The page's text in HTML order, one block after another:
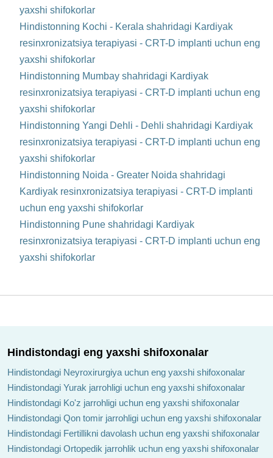
yaxshi shifokorlar
Hindistonning Kochi - Kerala shahridagi Kardiyak
resinxronizatsiya terapiyasi - CRT-D implanti uchun eng
yaxshi shifokorlar
Hindistonning Mumbay shahridagi Kardiyak
resinxronizatsiya terapiyasi - CRT-D implanti uchun eng
yaxshi shifokorlar
Hindistonning Yangi Dehli - Dehli shahridagi Kardiyak
resinxronizatsiya terapiyasi - CRT-D implanti uchun eng
yaxshi shifokorlar
Hindistonning Noida - Greater Noida shahridagi
Kardiyak resinxronizatsiya terapiyasi - CRT-D implanti
uchun eng yaxshi shifokorlar
Hindistonning Pune shahridagi Kardiyak
resinxronizatsiya terapiyasi - CRT-D implanti uchun eng
yaxshi shifokorlar
Hindistondagi eng yaxshi shifoxonalar
Hindistondagi Neyroxirurgiya uchun eng yaxshi shifoxonalar
Hindistondagi Yurak jarrohligi uchun eng yaxshi shifoxonalar
Hindistondagi Ko'z jarrohligi uchun eng yaxshi shifoxonalar
Hindistondagi Qon tomir jarrohligi uchun eng yaxshi shifoxonalar
Hindistondagi Fertillikni davolash uchun eng yaxshi shifoxonalar
Hindistondagi Ortopedik jarrohlik uchun eng yaxshi shifoxonalar